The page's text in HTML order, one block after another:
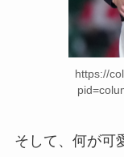
https://
そして、何が可